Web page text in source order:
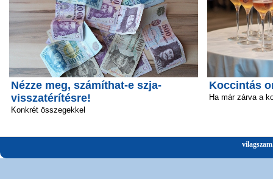
Nézze meg, számíthat-e szja-
visszatérítésre!
Konkrét összegekkel
Koccintás
Ha már zárva a